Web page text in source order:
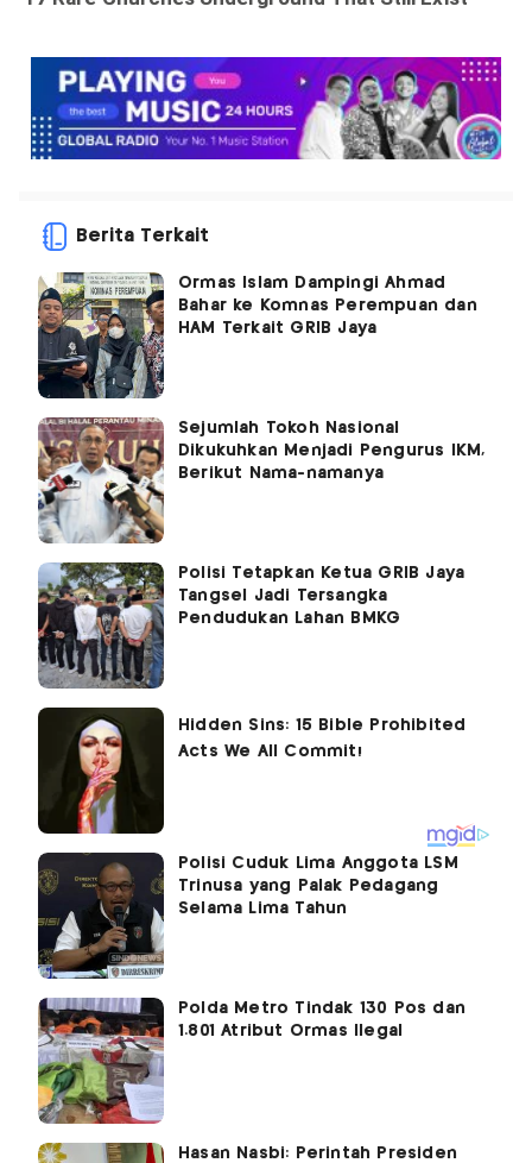
Berita Terkait
Ormas Islam Dampingi Ahmad
Bahar ke Komnas Perempuan dan
HAM Terkait GRIB Jaya
Sejumlah Tokoh Nasional
Dikukuhkan Menjadi Pengurus IKM,
Berikut Nama-namanya
Polisi Tetapkan Ketua GRIB Jaya
Tangsel Jadi Tersangka
Pendudukan Lahan BMKG
Polisi Cuduk Lima Anggota LSM
Trinusa yang Palak Pedagang
Selama Lima Tahun
Polda Metro Tindak 130 Pos dan
1.801 Atribut Ormas Ilegal
Hasan Nasbi: Perintah Presiden